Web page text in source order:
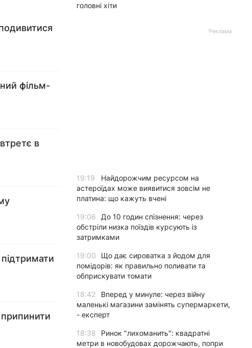
фільм-
в
припинити
головні хіти
Реклама
19:19
Найдорожчим ресурсом на
астероїдах може виявитися зовсім не
платина: що кажуть вчені
19:06
До 10 годин спізнення: через
обстріли низка поїздів курсують із
затримками
19:00
Що дає сироватка з йодом для
помідорів: як правильно поливати та
обприскувати томати
18:42
Вперед у минуле: через війну
маленькі магазини замінять супермаркети,
- експерт
18:38
Ринок "лихоманить": квадратні
метри в новобудовах дорожчають, попри